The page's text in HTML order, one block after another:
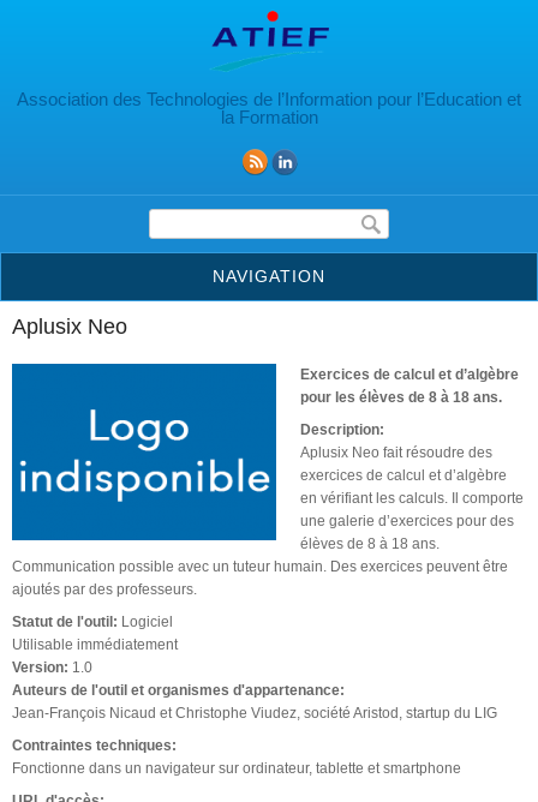
Association des Technologies de l’Information pour l’Education et
la Formation
Formulaire de recherche
NAVIGATION
Aplusix Neo
Exercices de calcul et d’algèbre
pour les élèves de 8 à 18 ans.
Description:
Aplusix Neo fait résoudre des
exercices de calcul et d’algèbre
en vérifiant les calculs. Il comporte
une galerie d’exercices pour des
élèves de 8 à 18 ans.
Communication possible avec un tuteur humain. Des exercices peuvent être
ajoutés par des professeurs.
Statut de l'outil: Logiciel
Utilisable immédiatement
Version: 1.0
Auteurs de l'outil et organismes d'appartenance:
Jean-François Nicaud et Christophe Viudez, société Aristod, startup du LIG
Contraintes techniques:
Fonctionne dans un navigateur sur ordinateur, tablette et smartphone